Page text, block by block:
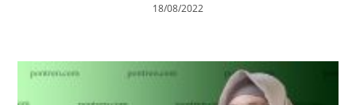
18/08/2022